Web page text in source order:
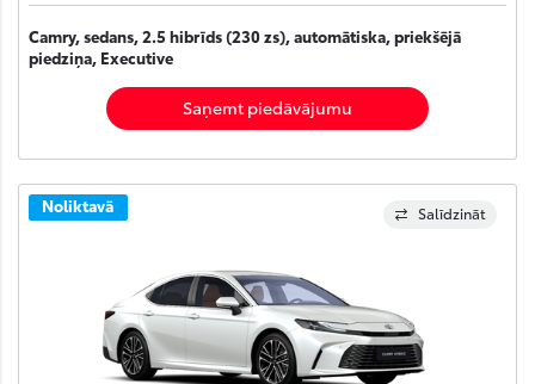
Camry, sedans, 2.5 hibrīds (230 zs), automātiska, priekšējā
piedziņa, Executive
Saņemt piedāvājumu
Salīdzināt
Noliktavā